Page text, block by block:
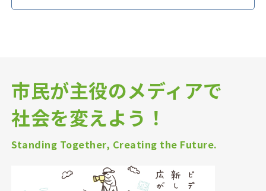
市民が主役のメディアで
社会を変えよう！
Standing Together, Creating the Future.